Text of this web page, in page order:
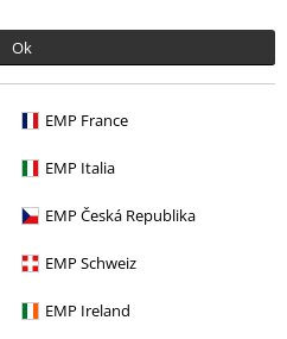
Ok
EMP France
EMP Italia
EMP Česká Republika
EMP Schweiz
EMP Ireland
etwas besser geschnitten sein.
perfekt